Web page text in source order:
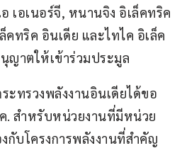
เอเนอร์จี, หนานจิง อิเล็คทริค
ทริค อินเดีย และไทไค อิเล็ค
ญาตให้เข้าร่วมประมูล
ะทรวงพลังงานอินเดียได้ขอ
. สำหรับหน่วยงานที่มีหน่วย
กับโครงการพลังงานที่สำคัญ